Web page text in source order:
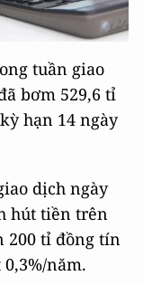
tuần giao
bơm 529,6 tỉ
hạn 14 ngày
dịch ngày
hút tiền trên
tỉ đồng tín
năm.